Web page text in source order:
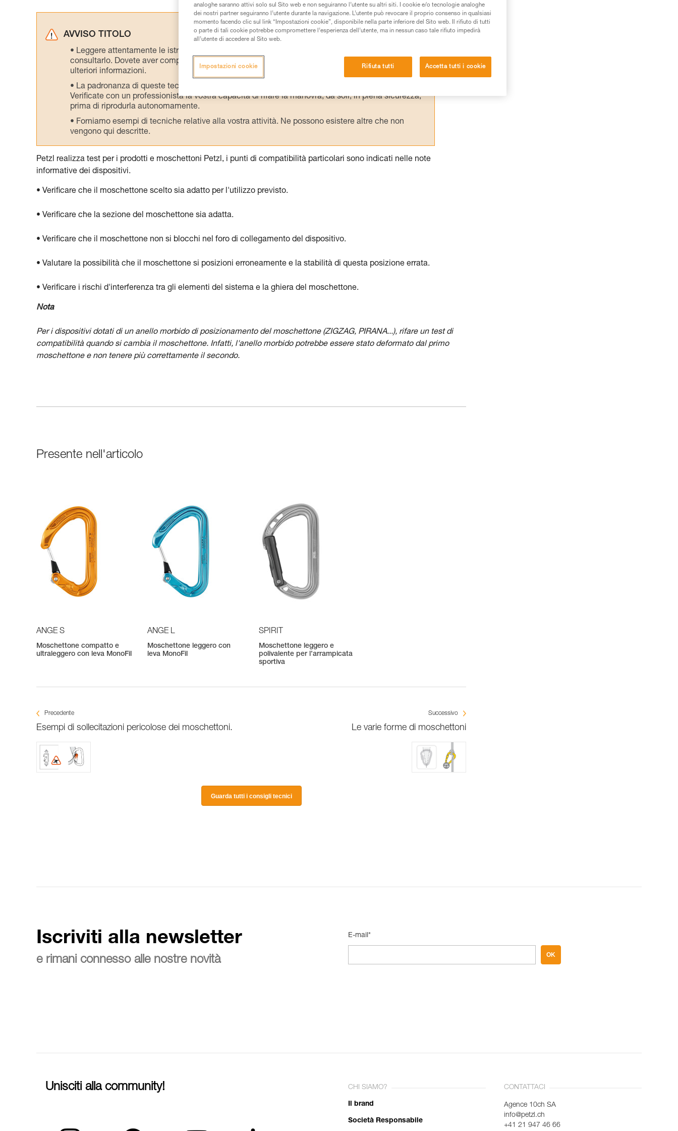
AVVISO TITOLO
Leggere attentamente le istruzioni tecniche dei prodotti utilizzati in questo consiglio prima di
consultarlo. Dovete aver compreso le informazioni dell’istruzione tecnica per poter capire queste
ulteriori informazioni.
La padronanza di queste tecniche richiede una formazione ed un addestramento specifico.
Verificate con un professionista la vostra capacità di rifare la manovra, da soli, in piena sicurezza,
prima di riprodurla autonomamente.
Forniamo esempi di tecniche relative alla vostra attività. Ne possono esistere altre che non
vengono qui descritte.
Petzl realizza test per i prodotti e moschettoni Petzl, i punti di compatibilità particolari sono indicati nelle note
informative dei dispositivi.
• Verificare che il moschettone scelto sia adatto per l'utilizzo previsto.
• Verificare che la sezione del moschettone sia adatta.
• Verificare che il moschettone non si blocchi nel foro di collegamento del dispositivo.
• Valutare la possibilità che il moschettone si posizioni erroneamente e la stabilità di questa posizione errata.
• Verificare i rischi d'interferenza tra gli elementi del sistema e la ghiera del moschettone.
Nota
Per i dispositivi dotati di un anello morbido di posizionamento del moschettone (ZIGZAG, PIRANA...), rifare un test di
compatibilità quando si cambia il moschettone. Infatti, l'anello morbido potrebbe essere stato deformato dal primo
moschettone e non tenere più correttamente il secondo.
Presente nell'articolo
ANGE S
Moschettone compatto e
ultraleggero con leva MonoFil
ANGE L
Moschettone leggero con
leva MonoFil
SPIRIT
Moschettone leggero e
polivalente per l’arrampicata
sportiva
Precedente
Esempi di sollecitazioni pericolose dei moschettoni.
Successivo
Le varie forme di moschettoni
Guarda tutti i consigli tecnici
Iscriviti alla newsletter
e rimani connesso alle nostre novità
E-mail*
OK
Unisciti alla community! CHI SIAMO?
Il brand
Società Responsabile
CONTATTACI
Agence 10ch SA
info@petzl.ch
+41 21 947 46 66
analoghe saranno attivi solo sul Sito web e non seguiranno l’utente su altri siti. I cookie e/o tecnologie analoghe
dei nostri partner seguiranno l’utente durante la navigazione. L’utente può revocare il proprio consenso in qualsiasi
momento facendo clic sul link “Impostazioni cookie”, disponibile nella parte inferiore del Sito web. Il rifiuto di tutti
o parte di tali cookie potrebbe compromettere l’esperienza dell’utente, ma in nessun caso tale rifiuto impedirà
all’utente di accedere al Sito web.
Rifiuta tutti Accetta tutti i cookie
Impostazioni cookie